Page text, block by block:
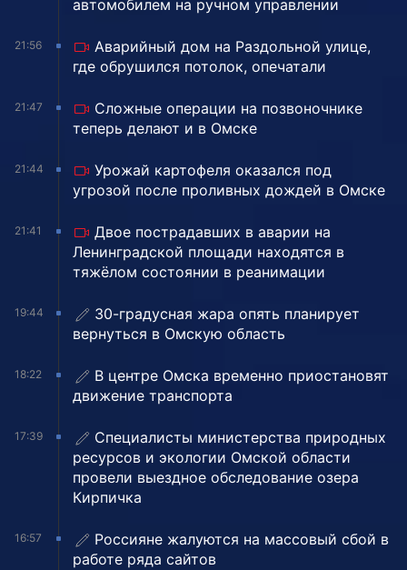
автомобилем на ручном управлении
21:56
Аварийный дом на Раздольной улице,
где обрушился потолок, опечатали
21:47
Сложные операции на позвоночнике
теперь делают и в Омске
21:44
Урожай картофеля оказался под
угрозой после проливных дождей в Омске
21:41
Двое пострадавших в аварии на
Ленинградской площади находятся в
тяжёлом состоянии в реанимации
19:44
30-градусная жара опять планирует
вернуться в Омскую область
18:22
В центре Омска временно приостановят
движение транспорта
17:39
Специалисты министерства природных
ресурсов и экологии Омской области
провели выездное обследование озера
Кирпичка
16:57
Россияне жалуются на массовый сбой в
работе ряда сайтов